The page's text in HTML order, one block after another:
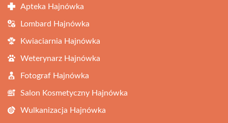
Apteka Hajnówka
Lombard Hajnówka
Kwiaciarnia Hajnówka
Weterynarz Hajnówka
Fotograf Hajnówka
Salon Kosmetyczny Hajnówka
Wulkanizacja Hajnówka